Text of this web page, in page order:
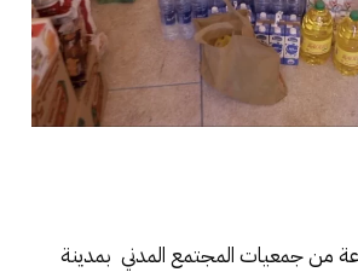
من جمعيات المجتمع المدني بمدينة